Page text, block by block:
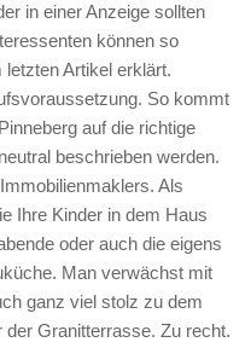
in einer Anzeige sollten
können so
Artikel erklärt.
So kommt
auf die richtige
beschrieben werden.
Als
Ihre Kinder in dem Haus
oder auch die eigens
Man verwächst mit
ganz viel stolz zu dem
der Granitterrasse. Zu recht.